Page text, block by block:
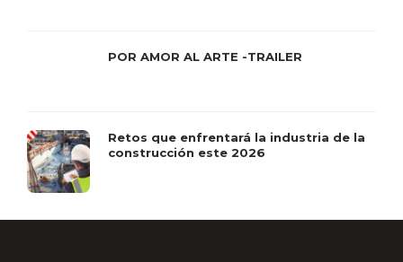
POR AMOR AL ARTE -TRAILER
Retos que enfrentará la industria de la
construcción este 2026